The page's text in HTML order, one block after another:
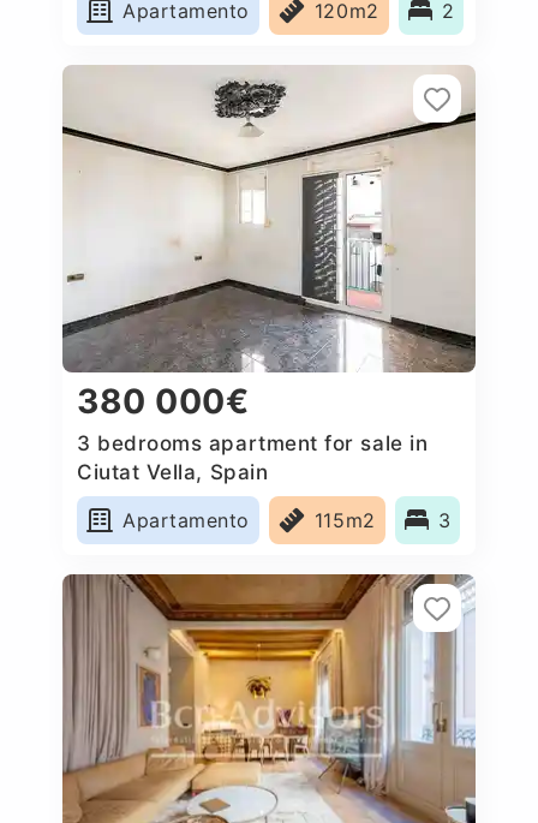
Apartamento 120m2 2
380 000€
3 bedrooms apartment for sale in
Ciutat Vella, Spain
Apartamento
115m2 3